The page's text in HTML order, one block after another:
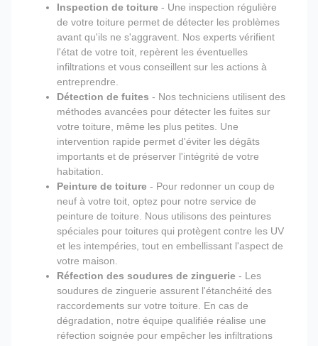
Inspection de toiture - Une inspection régulière
de votre toiture permet de détecter les problèmes
avant qu'ils ne s'aggravent. Nos experts vérifient
l'état de votre toit, repèrent les éventuelles
infiltrations et vous conseillent sur les actions à
entreprendre.
Détection de fuites - Nos techniciens utilisent des
méthodes avancées pour détecter les fuites sur
votre toiture, même les plus petites. Une
intervention rapide permet d'éviter les dégâts
importants et de préserver l'intégrité de votre
habitation.
Peinture de toiture - Pour redonner un coup de
neuf à votre toit, optez pour notre service de
peinture de toiture. Nous utilisons des peintures
spéciales pour toitures qui protègent contre les UV
et les intempéries, tout en embellissant l'aspect de
votre maison.
Réfection des soudures de zinguerie - Les
soudures de zinguerie assurent l'étanchéité des
raccordements sur votre toiture. En cas de
dégradation, notre équipe qualifiée réalise une
réfection soignée pour empêcher les infiltrations